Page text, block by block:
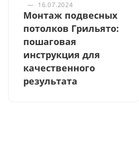
— 16.07.2024
Монтаж подвесных
потолков Грильято:
пошаговая
инструкция для
качественного
результата